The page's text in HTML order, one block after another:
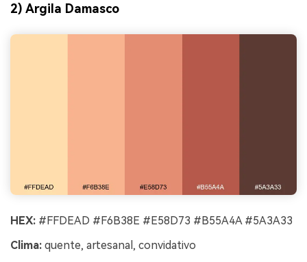
2) Argila Damasco
HEX: #FFDEAD #F6B38E #E58D73 #B55A4A #5A3A33
Clima: quente, artesanal, convidativo